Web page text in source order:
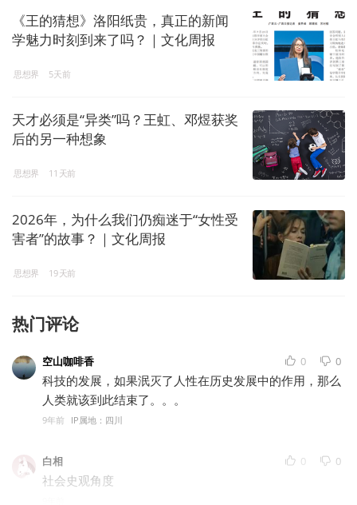
《王的猜想》洛阳纸贵，真正的新闻
学魅力时刻到来了吗？｜文化周报
思想界 5天前
天才必须是“异类”吗？王虹、邓煜获奖
后的另一种想象
思想界 11天前
2026年，为什么我们仍痴迷于“女性受
害者”的故事？｜文化周报
思想界 19天前
热门评论
空山咖啡香 0 0
科技的发展，如果泯灭了人性在历史发展中的作用，那么
人类就该到此结束了。。。
9年前 IP属地：四川
白相 0 0
社会史观角度